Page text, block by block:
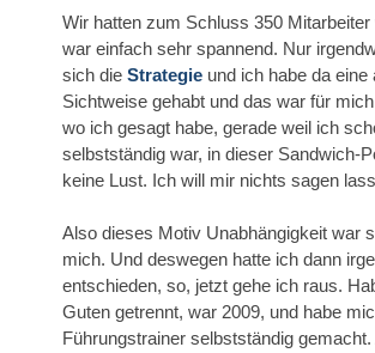
Wir hatten zum Schluss 350
war einfach sehr spannend. Nur
sich die Strategieund ich habe da eine
Sichtweise gehabt und das war für
wo ich gesagt habe, gerade weil ich
selbstständig war, in dieser Sandwich-
keine Lust. Ich will mir nichts sagen
Also dieses Motiv Unabhängigkeit war
mich. Und deswegen hatte ich dann
entschieden, so, jetzt gehe ich raus.
Guten getrennt, war 2009, und habe
Führungstrainer selbstständig gemacht.